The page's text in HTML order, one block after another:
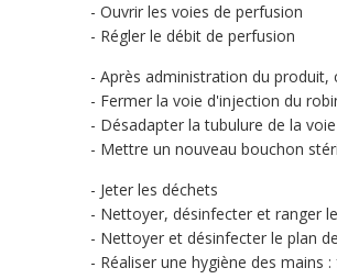
Ouvrir les voies de perfusion
Régler le débit de perfusion
Après administration du produit,
Fermer la voie d'injection du
Désadapter la tubulure de la
Mettre un nouveau bouchon
Jeter les déchets
Nettoyer, désinfecter et ranger
Nettoyer et désinfecter le plan
Réaliser une hygiène des mains